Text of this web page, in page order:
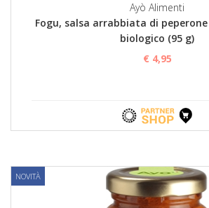
Ayò Alimenti
Fogu, salsa arrabbiata di
biologico (95 g)
€ 4,95
NOVITÀ